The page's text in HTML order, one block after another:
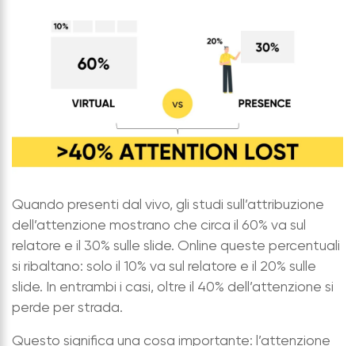
Quando presenti dal vivo, gli studi sull’attribuzione
dell’attenzione mostrano che circa il 60% va sul
relatore e il 30% sulle slide. Online queste percentuali
si ribaltano: solo il 10% va sul relatore e il 20% sulle
slide. In entrambi i casi, oltre il 40% dell’attenzione si
perde per strada.
Questo significa una cosa importante: l’attenzione